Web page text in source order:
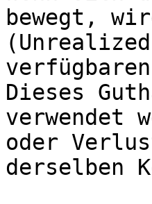
bewegt,
Dieses
verwendet
oder
derselben